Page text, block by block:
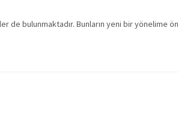
de bulunmaktadır. Bunların yeni bir